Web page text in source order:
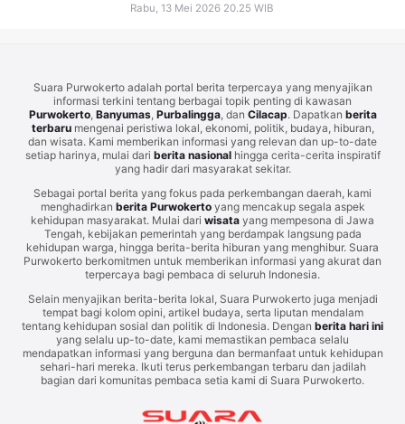
Rabu, 13 Mei 2026 20.25 WIB
Suara Purwokerto adalah portal berita terpercaya yang menyajikan
informasi terkini tentang berbagai topik penting di kawasan
Purwokerto, Banyumas, Purbalingga, dan Cilacap. Dapatkan berita
terbarumengenai peristiwa lokal, ekonomi, politik, budaya, hiburan,
dan wisata. Kami memberikan informasi yang relevan dan up-to-date
setiap harinya, mulai dari berita nasionalhingga cerita-cerita inspiratif
yang hadir dari masyarakat sekitar.
Sebagai portal berita yang fokus pada perkembangan daerah, kami
menghadirkan berita Purwokertoyang mencakup segala aspek
kehidupan masyarakat. Mulai dari wisata yang mempesona di Jawa
Tengah, kebijakan pemerintah yang berdampak langsung pada
kehidupan warga, hingga berita-berita hiburan yang menghibur. Suara
Purwokerto berkomitmen untuk memberikan informasi yang akurat dan
terpercaya bagi pembaca di seluruh Indonesia.
Selain menyajikan berita-berita lokal, Suara Purwokerto juga menjadi
tempat bagi kolom opini, artikel budaya, serta liputan mendalam
tentang kehidupan sosial dan politik di Indonesia. Dengan berita hari ini
yang selalu up-to-date, kami memastikan pembaca selalu
mendapatkan informasi yang berguna dan bermanfaat untuk kehidupan
sehari-hari mereka. Ikuti terus perkembangan terbaru dan jadilah
bagian dari komunitas pembaca setia kami di Suara Purwokerto.